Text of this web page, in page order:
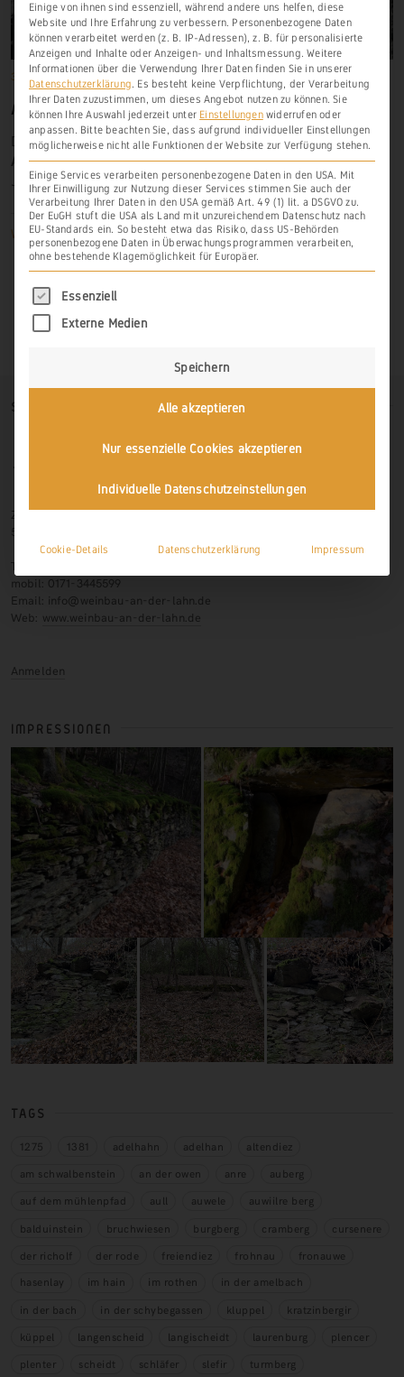
31. Dezember 1267 Anre (Weinähr),Frühere Weinbauorte
ANRE (WEINÄHR)
Den ersten urkundlichen Nachweis von Weinbergen zu
Anre(Weinähr) finden wir einem Dokument aus dem
Jahr1267.
Weiterlesen
SO FINDEN SIE UNS
Zur Hasenlay 10
56379 Scheidt
Tel.: 06439-326 523
mobil: 0171-3445599
Email: info@weinbau-an-der-lahn.de
Web: www.weinbau-an-der-lahn.de
Anmelden
IMPRESSIONEN
TAGS
1275 1381 adelhahn adelhan
altendiez
am schwalbenstein
an der owen anre
auberg
auf dem mühlenpfad
aull auwele
auwiilre berg
balduinstein
bruchwiesen burgberg cramberg
cursenere
der richolf
der rode freiendiez frohnau
fronauwe
hasenlay
im hain im rothen
in der amelbach
in der bach
in der schybegassen kluppel
kratzinbergir
küppel
langenscheid langischeidt laurenburg
plencer
plenter
scheidt schläfer slefir turmberg
Einige von ihnen sind essenziell, während andere uns helfen, diese
Website und Ihre Erfahrung zu verbessern. Personenbezogene Daten
können verarbeitet werden (z. B. IP-Adressen), z. B. für personalisierte
Anzeigen und Inhalte oder Anzeigen- und Inhaltsmessung. Weitere
Informationen über die Verwendung Ihrer Daten finden Sie in unserer
Datenschutzerklärung. Es besteht keine Verpflichtung, der Verarbeitung
Ihrer Daten zuzustimmen, um dieses Angebot nutzen zu können. Sie
können Ihre Auswahl jederzeit unter Einstellungenwiderrufen oder
anpassen. Bitte beachten Sie, dass aufgrund individueller Einstellungen
möglicherweise nicht alle Funktionen der Website zur Verfügung stehen.
Einige Services verarbeiten personenbezogene Daten in den USA. Mit
Ihrer Einwilligung zur Nutzung dieser Services stimmen Sie auch der
Verarbeitung Ihrer Daten in den USA gemäß Art. 49 (1) lit. a DSGVO zu.
Der EuGH stuft die USA als Land mit unzureichendem Datenschutz nach
EU-Standards ein. So besteht etwa das Risiko, dass US-Behörden
personenbezogene Daten in Überwachungsprogrammen verarbeiten,
ohne bestehende Klagemöglichkeit für Europäer.
Es folgt eine Liste der Service-Gruppen, für
Essenziell
Externe Medien
Speichern
Alle akzeptieren
Nur essenzielle Cookies akzeptieren
Individuelle Datenschutzeinstellungen
Cookie-Details Datenschutzerklärung Impressum